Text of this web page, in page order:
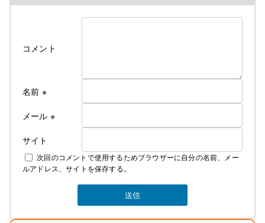
コメント
名前 ※
メール ※
サイト
次回のコメントで使用するためブラウザーに自分の名前、メー
ルアドレス、サイトを保存する。